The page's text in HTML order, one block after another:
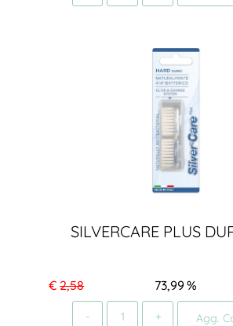
SILVERCARE PLUS
€ 2,58 %
73,99
Agg.